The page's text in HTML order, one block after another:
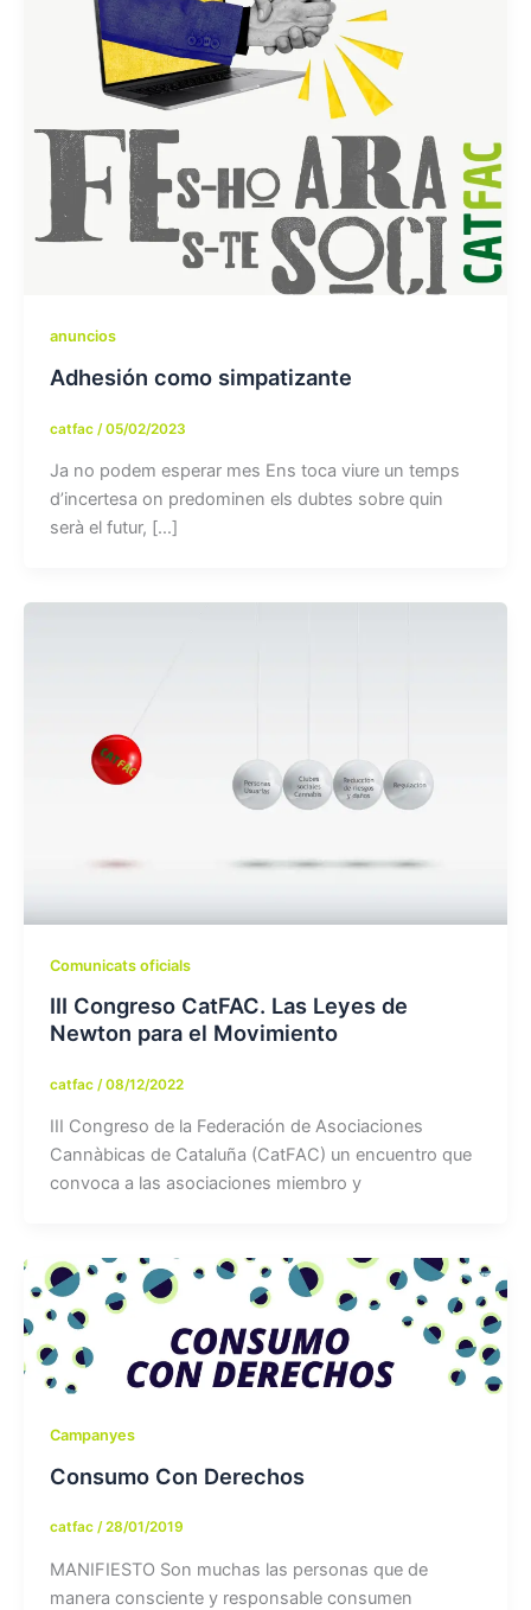
anuncios
Adhesión como simpatizante
catfac /05/02/2023
Ja no podem esperar mes Ens toca viure un temps
d’incertesa on predominen els dubtes sobre quin
serà el futur, […]
Comunicats oficials
III Congreso CatFAC. Las Leyes de
Newton para el Movimiento
catfac /08/12/2022
III Congreso de la Federación de Asociaciones
Cannàbicas de Cataluña (CatFAC) un encuentro que
convoca a las asociaciones miembro y
Campanyes
Consumo Con Derechos
catfac /28/01/2019
MANIFIESTO Son muchas las personas que de
manera consciente y responsable consumen